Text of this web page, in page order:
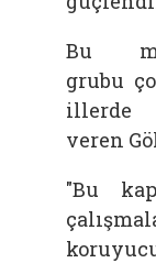
Bu
grubu
illerde
veren
"Bu